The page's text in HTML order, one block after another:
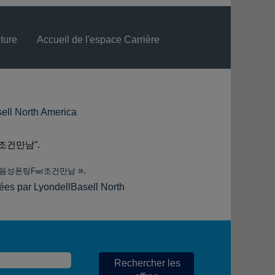
Accueil de l'espace Carrière
North America
건만남".
성폰팅F㎟조건만남 ».
par LyondellBasell North